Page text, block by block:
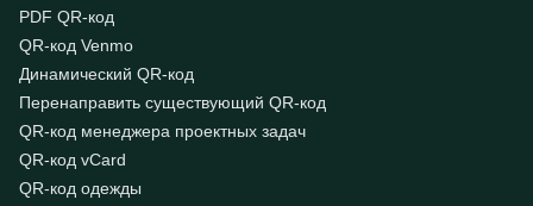
PDF QR-код
QR-код Venmo
Динамический QR-код
Перенаправить существующий QR-код
QR-код менеджера проектных задач
QR-код vCard
QR-код одежды